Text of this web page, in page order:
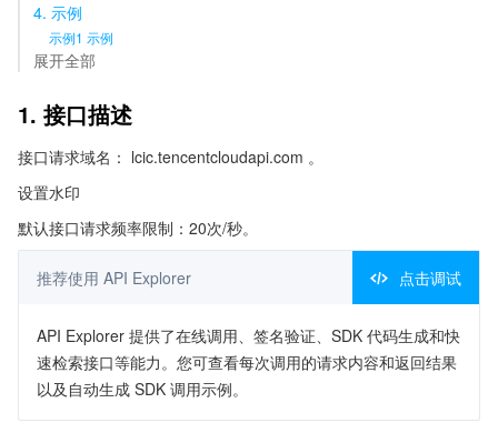
4. 示例
示例1 示例
展开全部
1. 接口描述
接口请求域名： lcic.tencentcloudapi.com 。
设置水印
默认接口请求频率限制：20次/秒。
推荐使用 API Explorer 点击调试
API Explorer 提供了在线调用、签名验证、SDK 代码生成和快
速检索接口等能力。您可查看每次调用的请求内容和返回结果
以及自动生成 SDK 调用示例。